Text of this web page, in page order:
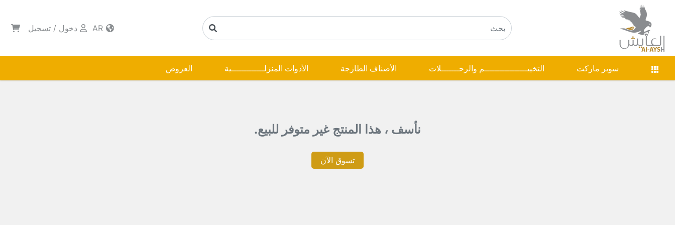
دخول / تسجيل
سوبر ماركت التخييـــــــــــــــــم والرحـــــــلات الأصناف الطازجة الأدوات المنزلـــــــــــــية العروض
نأسف ، هذا المنتج غير متوفر للبيع.
تسوق الآن